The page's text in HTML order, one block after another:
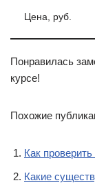
Цена, руб.
Понравилась
курсе!
Похожие
Как
Какие